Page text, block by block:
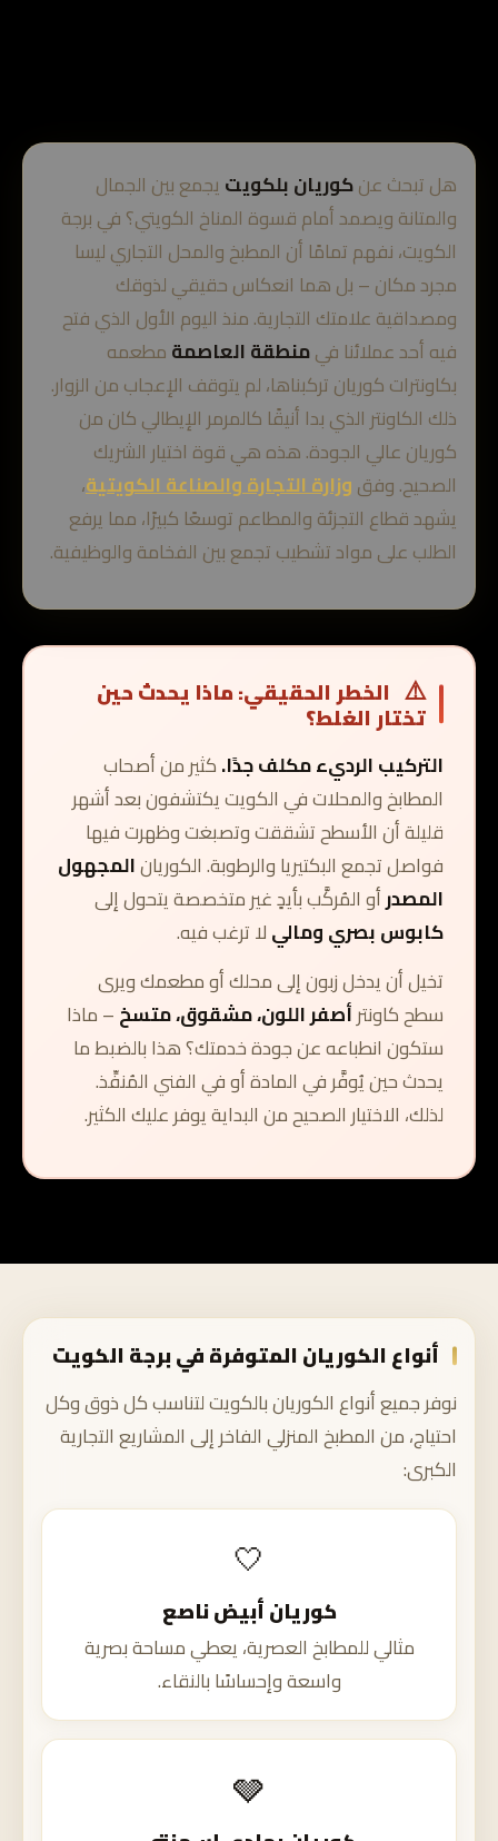
هل تبحث عنكوريان بلكويتيجمع بين الجمال
والمتانة ويصمد أمام قسوة المناخ الكويتي؟ في برجة
الكويت، نفهم تمامًا أن المطبخ والمحل التجاري ليسا
مجرد مكان – بل هما انعكاس حقيقي لذوقك
ومصداقية علامتك التجارية. منذ اليوم الأول الذي فتح
فيه أحد عملائنا فيمنطقة العاصمةمطعمه
بكاونترات كوريان تركبناها، لم يتوقف الإعجاب من الزوار.
ذلك الكاونتر الذي بدا أنيقًا كالمرمر الإيطالي كان من
كوريان عالي الجودة. هذه هي قوة اختيار الشريك
الصحيح. وفقوزارة التجارة والصناعة الكويتية،
يشهد قطاع التجزئة والمطاعم توسعًا كبيرًا، مما يرفع
الطلب على مواد تشطيب تجمع بين الفخامة والوظيفية.
⚠️ الخطر الحقيقي: ماذا يحدث حين
تختار الغلط؟
التركيب الرديء مكلف جدًا.كثير من أصحاب
المطابخ والمحلات في الكويت يكتشفون بعد أشهر
قليلة أن الأسطح تشققت وتصبغت وظهرت فيها
فواصل تجمع البكتيريا والرطوبة. الكوريانالمجهول
المصدرأو المُركَّب بأيدٍ غير متخصصة يتحول إلى
كابوس بصري وماليلا ترغب فيه.
تخيل أن يدخل زبون إلى محلك أو مطعمك ويرى
سطح كاونترأصفر اللون، مشقوق، متسخ– ماذا
ستكون انطباعه عن جودة خدمتك؟ هذا بالضبط ما
يحدث حين يُوفَّر في المادة أو في الفني المُنفِّذ.
لذلك، الاختيار الصحيح من البداية يوفر عليك الكثير.
أنواع الكوريان المتوفرة في برجة الكويت
نوفر جميع أنواع الكوريان بالكويت لتناسب كل ذوق وكل
احتياج، من المطبخ المنزلي الفاخر إلى المشاريع التجارية
الكبرى:
🤍
كوريان أبيض ناصع
مثالي للمطابخ العصرية، يعطي مساحة بصرية
واسعة وإحساسًا بالنقاء.
🩶